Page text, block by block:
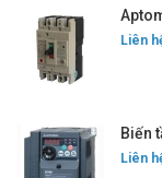
Liên
Biến
Liên